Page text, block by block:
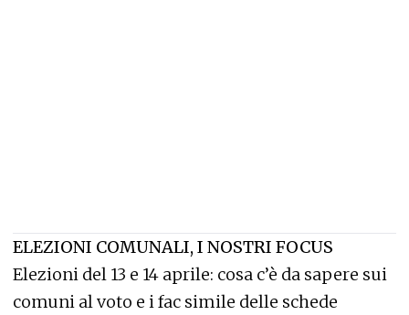
ELEZIONI COMUNALI, I NOSTRI FOCUS
Elezioni del 13 e 14 aprile: cosa c’è da sapere sui
comuni al voto e i fac simile delle schede